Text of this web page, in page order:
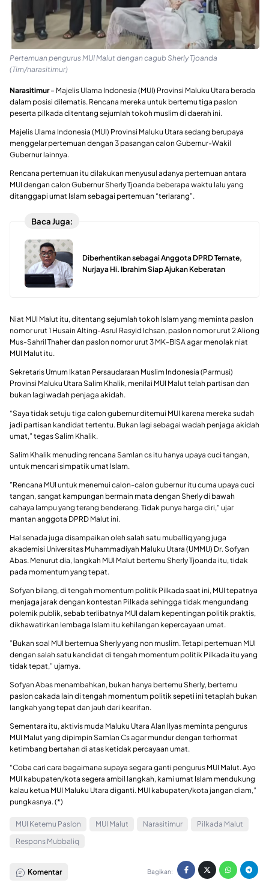
Pertemuan pengurus MUI Malut dengan cagub Sherly Tjoanda
(Tim/narasitimur)
Narasitimur– Majelis Ulama Indonesia (MUI) Provinsi Maluku Utara berada
dalam posisi dilematis. Rencana mereka untuk bertemu tiga paslon
peserta pilkada ditentang sejumlah tokoh muslim di daerah ini.
Majelis Ulama Indonesia (MUI) Provinsi Maluku Utara sedang berupaya
menggelar pertemuan dengan 3 pasangan calon Gubernur-Wakil
Gubernur lainnya.
Rencana pertemuan itu dilakukan menyusul adanya pertemuan antara
MUI dengan calon Gubernur Sherly Tjoanda beberapa waktu lalu yang
ditanggapi umat Islam sebagai pertemuan “terlarang”.
Baca Juga:
Diberhentikan sebagai Anggota DPRD Ternate,
Nurjaya Hi. Ibrahim Siap Ajukan Keberatan
Niat MUI Malut itu, ditentang sejumlah tokoh Islam yang meminta paslon
nomor urut 1 Husain Alting-Asrul Rasyid Ichsan, paslon nomor urut 2 Aliong
Mus-Sahril Thaher dan paslon nomor urut 3 MK-BISA agar menolak niat
MUI Malut itu.
Sekretaris Umum Ikatan Persaudaraan Muslim Indonesia (Parmusi)
Provinsi Maluku Utara Salim Khalik, menilai MUI Malut telah partisan dan
bukan lagi wadah penjaga akidah.
“Saya tidak setuju tiga calon gubernur ditemui MUI karena mereka sudah
jadi partisan kandidat tertentu. Bukan lagi sebagai wadah penjaga akidah
umat,” tegas Salim Khalik.
Salim Khalik menuding rencana Samlan cs itu hanya upaya cuci tangan,
untuk mencari simpatik umat Islam.
”Rencana MUI untuk menemui calon-calon gubernur itu cuma upaya cuci
tangan, sangat kampungan bermain mata dengan Sherly di bawah
cahaya lampu yang terang benderang. Tidak punya harga diri,” ujar
mantan anggota DPRD Malut ini.
Hal senada juga disampaikan oleh salah satu muballiq yang juga
akademisi Universitas Muhammadiyah Maluku Utara (UMMU) Dr. Sofyan
Abas. Menurut dia, langkah MUI Malut bertemu Sherly Tjoanda itu, tidak
pada momentum yang tepat.
Sofyan bilang, di tengah momentum politik Pilkada saat ini, MUI tepatnya
menjaga jarak dengan kontestan Pilkada sehingga tidak mengundang
polemik publik, sebab terlibatnya MUI dalam kepentingan politik praktis,
dikhawatirkan lembaga Islam itu kehilangan kepercayaan umat.
”Bukan soal MUI bertemua Sherly yang non muslim. Tetapi pertemuan MUI
dengan salah satu kandidat di tengah momentum politik Pilkada itu yang
tidak tepat,” ujarnya.
Sofyan Abas menambahkan, bukan hanya bertemu Sherly, bertemu
paslon cakada lain di tengah momentum politik sepeti ini tetaplah bukan
langkah yang tepat dan jauh dari kearifan.
Sementara itu, aktivis muda Maluku Utara Alan Ilyas meminta pengurus
MUI Malut yang dipimpin Samlan Cs agar mundur dengan terhormat
ketimbang bertahan di atas ketidak percayaan umat.
“Coba cari cara bagaimana supaya segara ganti pengurus MUI Malut. Ayo
MUI kabupaten/kota segera ambil langkah, kami umat Islam mendukung
kalau ketua MUI Maluku Utara diganti. MUI kabupaten/kota jangan diam,”
pungkasnya. (*)
MUI Ketemu Paslon MUI Malut Narasitimur
Pilkada Malut
Respons Mubbaliq
Komentar Bagikan: